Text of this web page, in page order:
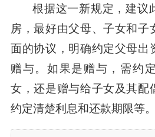
根据这一新规定，建议
房，最好由父母、子女和子
面的协议，明确约定父母出
赠与。如果是赠与，需约
女，还是赠与给子女及其配
约定清楚利息和还款期限等。